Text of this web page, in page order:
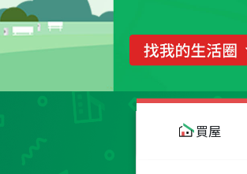
買屋